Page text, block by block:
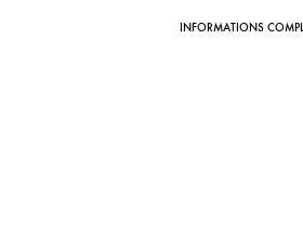
INFORMATIONS